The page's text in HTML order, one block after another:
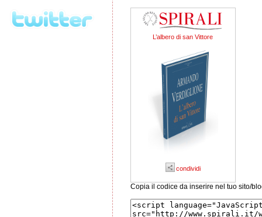
L’albero di san Vittore
condividi
Copia il codice da inserire nel tuo sito/